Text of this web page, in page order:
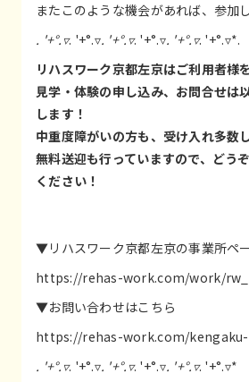
またこのような機会があれば、参加
. '+°.▿. '+°.▿. '+°.▿. '+°.▿. '+°.▿. '+°.▿*.
リハスワーク京都左京はご利用者様
見学・体験の申し込み、お問合せは
します！
中重度障がいの方も、受け入れ多数
無料送迎も行っていますので、どう
ください！
▼リハスワーク京都左京の事業所ペ
https://rehas-work.com/work/
▼お問い合わせはこちら
https://rehas-work.com/
. '+°.▿. '+°.▿. '+°.▿. '+°.▿. '+°.▿. '+°.▿*